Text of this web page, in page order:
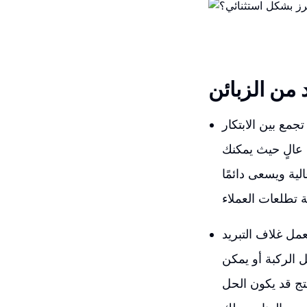
من الزبائن
بين الابتكار
عالٍ حيث يمكنك
ويسعى دائمًا
غلاف التبريد
أو يمكن
قد يكون الحل